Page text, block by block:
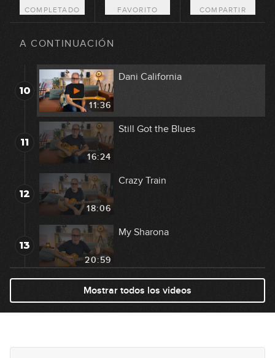
COMPLETADO FAVORITO COMPARTIR
A CONTINUACIÓN
9
Smells Like Teen Spirit
10
11:36
Dani California
11
16:24
Still Got the Blues
12
18:06
Crazy Train
13
20:59
My Sharona
07:29
Knockin' On Heaven's Door
15
Mostrar todos los videos